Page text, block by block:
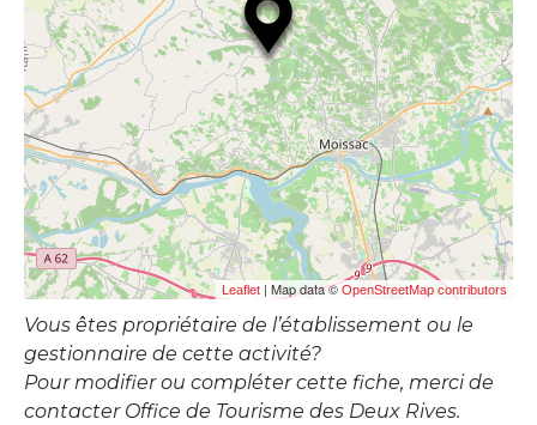
Leaflet | Map data ©OpenStreetMap contributors
Vous êtes propriétaire de l’établissement ou le
gestionnaire de cette activité?
Pour modifier ou compléter cette fiche, merci de
contacter Office de Tourisme des Deux Rives.